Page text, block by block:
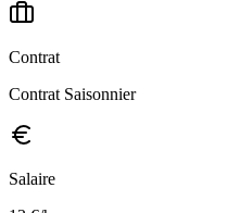
Contrat
Contrat Saisonnier
Salaire